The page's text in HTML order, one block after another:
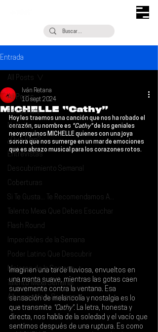
Entrada
All Posts
Escúchalo
Noticias
¿Qué Plan?
Entrevistas
Descubrimiento Semanal
Coberturas
Si Te Gusta... Te Recomendamos A...
Talento Mexa Que Debes Escuchar
Flash Round
Imperdibles de la Semana
Poder Latino Que Descubrir
Mejores de la Semana
Talento Mexa Semanal
Álbumes de la Semana
All Posts
MICHELLE “Cathy”
Iván Retana
10 sept 2024
Hoy les traemos una canción que nos ha robado el
corazón, su nombre es "Cathy" de los geniales
neoyorquinos MICHELLE quienes con una joya
sonora que nos sumerge en un mar de emociones
que es abrazo musical para los corazones rotos.
Imaginen una tarde lluviosa, envueltos en
una manta suave, mientras las gotas caen
suavemente contra la ventana. Esa
sensación de melancolía y nostalgia es lo
que transmite "Cathy". La letra, honesta y
directa, nos habla de la soledad y el vacío que
sentimos después de una ruptura. Es como